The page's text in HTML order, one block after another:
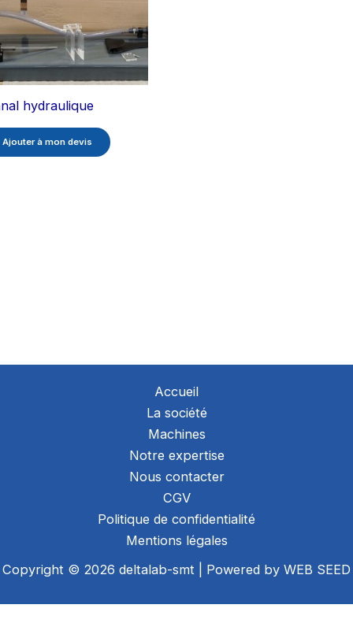
hydraulique
Ajouter à mon devis
Accueil
La société
Machines
Notre expertise
Nous contacter
CGV
Politique de confidentialité
Mentions légales
Copyright © 2026 deltalab-smt | Powered by WEB SEED